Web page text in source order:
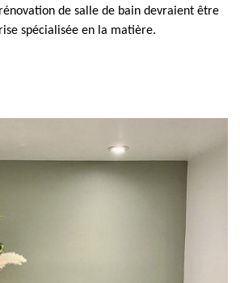
de salle de bain devraient être
spécialisée en la matière.